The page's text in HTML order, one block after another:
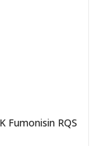
Fumonisin RQS